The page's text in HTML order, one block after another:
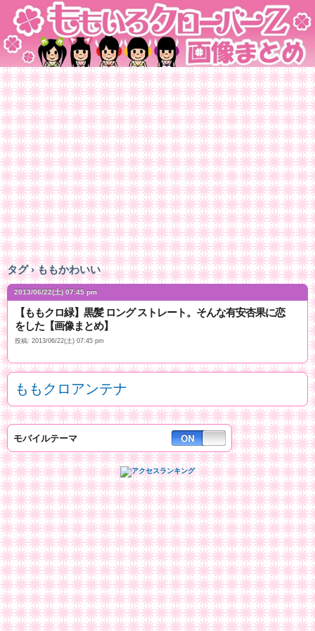
タグ › ももかわいい
2013/06/22(土) 07:45 pm
【ももクロ緑】黒髪 ロング ストレート。そんな有安杏果に恋
をした【画像まとめ】
投稿: 2013/06/22(土) 07:45 pm
ももクロアンテナ
モバイルテーマ